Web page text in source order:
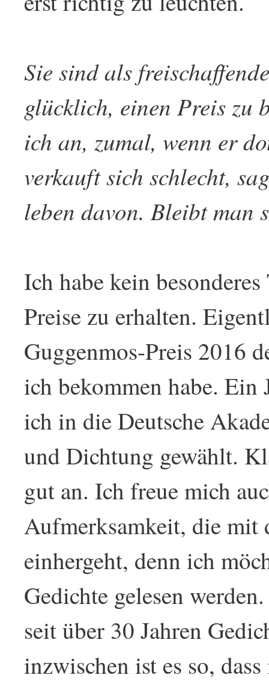
Sie sind als
glücklich, einen Preis zu
ich an, zumal, wenn er
verkauft sich schlecht,
leben davon. Bleibt man
Ich habe kein
Preise zu erhalten.
Guggenmos-Preis 2016
ich bekommen habe. Ein
ich in die Deutsche
und Dichtung gewählt.
gut an. Ich freue mich
Aufmerksamkeit, die mit
einhergeht, denn ich
Gedichte gelesen
seit über 30 Jahren
inzwischen ist es so,